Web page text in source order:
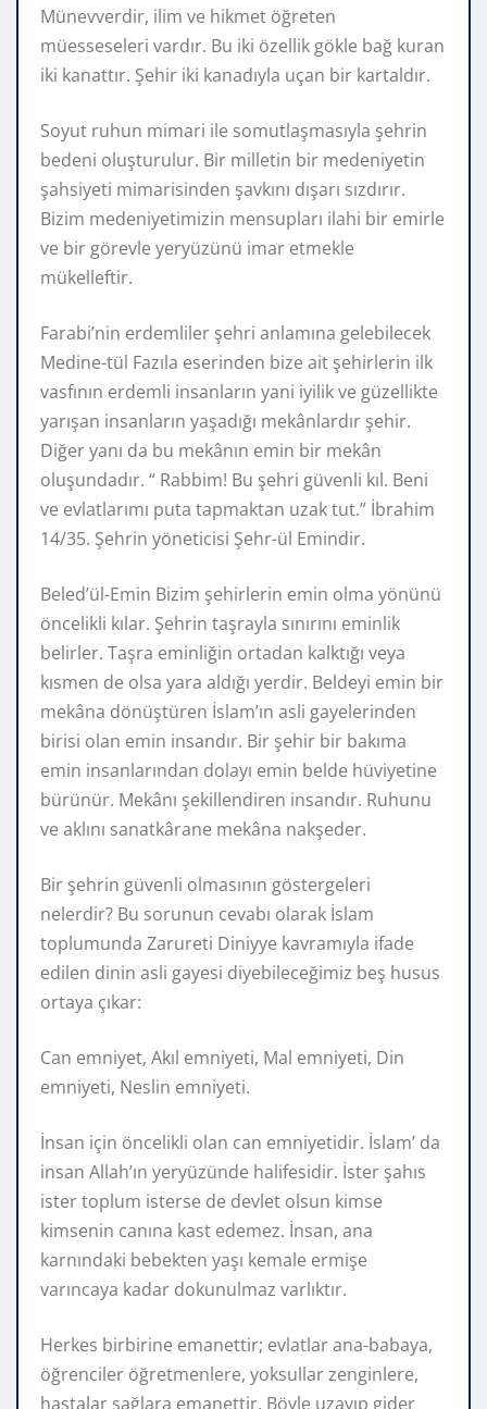
Münevverdir, ilim ve hikmet öğreten
müesseseleri vardır. Bu iki özellik gökle bağ kuran
iki kanattır. Şehir iki kanadıyla uçan bir kartaldır.
Soyut ruhun mimari ile somutlaşmasıyla şehrin
bedeni oluşturulur. Bir milletin bir medeniyetin
şahsiyeti mimarisinden şavkını dışarı sızdırır.
Bizim medeniyetimizin mensupları ilahi bir emirle
ve bir görevle yeryüzünü imar etmekle
mükelleftir.
Farabi’nin erdemliler şehri anlamına gelebilecek
Medine-tül Fazıla eserinden bize ait şehirlerin ilk
vasfının erdemli insanların yani iyilik ve güzellikte
yarışan insanların yaşadığı mekânlardır şehir.
Diğer yanı da bu mekânın emin bir mekân
oluşundadır. “ Rabbim! Bu şehri güvenli kıl. Beni
ve evlatlarımı puta tapmaktan uzak tut.” İbrahim
14/35. Şehrin yöneticisi Şehr-ül Emindir.
Beled’ül-Emin Bizim şehirlerin emin olma yönünü
öncelikli kılar. Şehrin taşrayla sınırını eminlik
belirler. Taşra eminliğin ortadan kalktığı veya
kısmen de olsa yara aldığı yerdir. Beldeyi emin bir
mekâna dönüştüren İslam’ın asli gayelerinden
birisi olan emin insandır. Bir şehir bir bakıma
emin insanlarından dolayı emin belde hüviyetine
bürünür. Mekânı şekillendiren insandır. Ruhunu
ve aklını sanatkârane mekâna nakşeder.
Bir şehrin güvenli olmasının göstergeleri
nelerdir? Bu sorunun cevabı olarak İslam
toplumunda Zarureti Diniyye kavramıyla ifade
edilen dinin asli gayesi diyebileceğimiz beş husus
ortaya çıkar:
Can emniyet, Akıl emniyeti, Mal emniyeti, Din
emniyeti, Neslin emniyeti.
İnsan için öncelikli olan can emniyetidir. İslam’ da
insan Allah’ın yeryüzünde halifesidir. İster şahıs
ister toplum isterse de devlet olsun kimse
kimsenin canına kast edemez. İnsan, ana
karnındaki bebekten yaşı kemale ermişe
varıncaya kadar dokunulmaz varlıktır.
Herkes birbirine emanettir; evlatlar ana-babaya,
öğrenciler öğretmenlere, yoksullar zenginlere,
hastalar sağlara emanettir. Böyle uzayıp gider